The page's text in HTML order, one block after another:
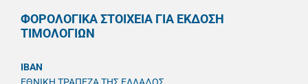
ΦΟΡΟΛΟΓΙΚΑ ΣΤΟΙΧΕΙΑ ΓΙΑ ΕΚΔΟΣΗ
ΤΙΜΟΛΟΓΙΩΝ
IBAN